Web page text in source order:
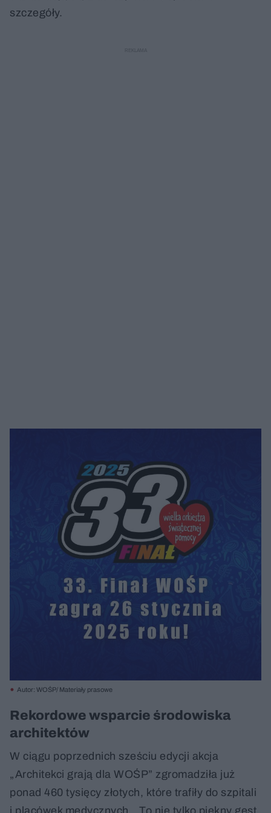
szczegóły.
Autor: WOŚP/ Materiały prasowe
Rekordowe wsparcie środowiska
architektów
W ciągu poprzednich sześciu edycji akcja
„Architekci grają dla WOŚP” zgromadziła już
ponad 460 tysięcy złotych, które trafiły do szpitali
i placówek medycznych. „To nie tylko piękny gest